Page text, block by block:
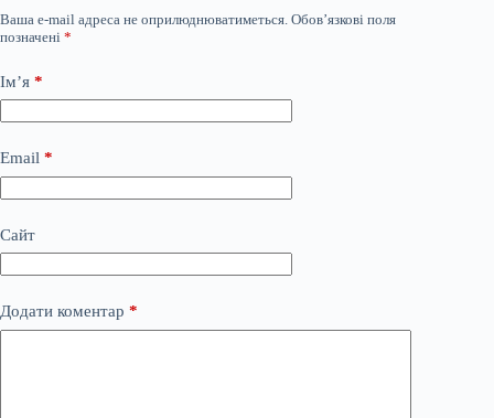
Ваша e-mail адреса не оприлюднюватиметься. Обов’язкові поля
позначені *
Ім’я *
Email *
Сайт
Додати коментар *